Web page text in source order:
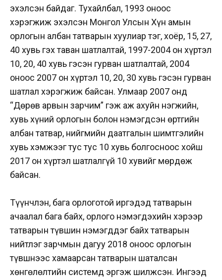
эхэлсэн байдаг. Тухайлбал, 1993 оноос
хэрэгжиж эхэлсэн Монгол Улсын Хүн амын
орлогын албан татварын хуулиар тэг, хоёр, 15, 27,
40 хувь гэх таван шатлалтай, 1997-2004 он хүртэл
10, 20, 40 хувь гэсэн гурван шатлалтай, 2004
оноос 2007 он хүртэл 10, 20, 30 хувь гэсэн гурван
шатлал хэрэгжиж байсан. Улмаар 2007 онд
“Дөрөв арвын зарчим” гэж аж ахуйн нэгжийн,
хувь хүний орлогын болон нэмэгдсэн өртгийн
албан татвар, нийгмийн даатгалын шимтгэлийн
хувь хэмжээг тус тус 10 хувь болгосноос хойш
2017 он хүртэл шатлалгүй 10 хувийг мөрдөж
байсан.
Түүнчлэн, бага орлоготой иргэдэд татварын
ачаалал бага байх, орлого нэмэгдэхийн хэрээр
татварын түвшин нэмэгддэг байх татварын
нийтлэг зарчмын дагуу 2018 оноос орлогын
түвшнээс хамаарсан татварын шаталсан
хөнгөлөлтийн системд эргэж шилжсэн. Ингээд